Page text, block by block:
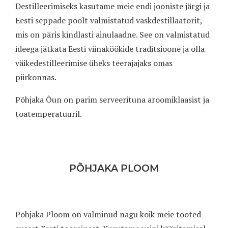
Destilleerimiseks kasutame meie endi jooniste järgi ja
Eesti seppade poolt valmistatud vaskdestillaatorit,
mis on päris kindlasti ainulaadne. See on valmistatud
ideega jätkata Eesti viinaköökide traditsioone ja olla
väikedestilleerimise üheks teerajajaks omas
piirkonnas.
Põhjaka Õun on parim serveerituna aroomiklaasist ja
toatemperatuuril.
PÕHJAKA PLOOM
Põhjaka Ploom on valminud nagu kõik meie tooted